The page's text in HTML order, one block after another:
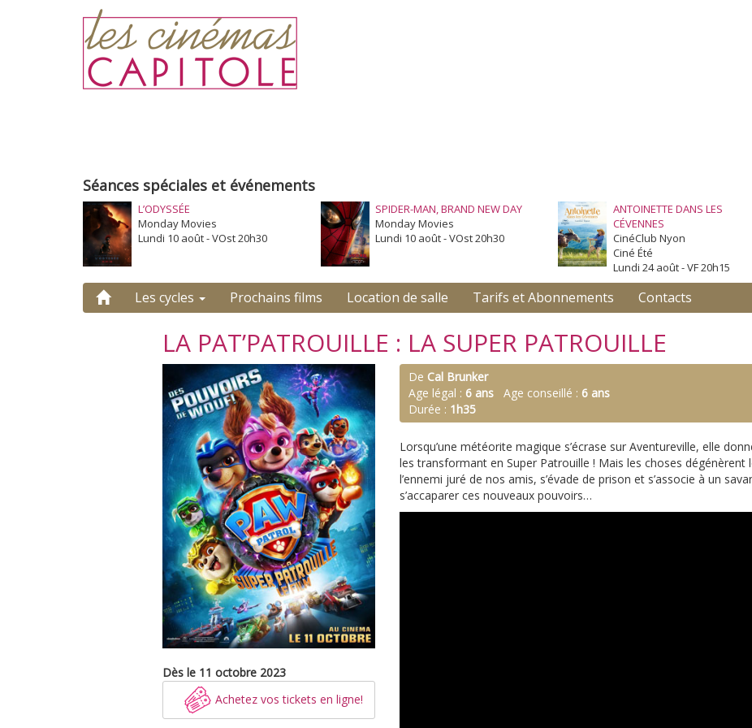
Séances spéciales et événements
L’ODYSSÉE
Monday Movies
Lundi 10 août - VOst 20h30
SPIDER-MAN, BRAND NEW DAY
Monday Movies
Lundi 10 août - VOst 20h30
ANTOINETTE DANS LES
CÉVENNES
CinéClub Nyon
Ciné Été
Lundi 24 août - VF 20h15
Les cycles Prochains films Location de salle Tarifs et Abonnements Contacts
LA PAT’PATROUILLE : LA SUPER PATROUILLE
Dès le 11 octobre 2023
Achetez vos tickets en ligne!
De Cal Brunker
Age légal : 6 ans Age conseillé : 6 ans
Durée : 1h35
Lorsqu’une météorite magique s’écrase sur Aventureville, elle
les transformant en Super Patrouille ! Mais les choses dégénèrent
l’ennemi juré de nos amis, s’évade de prison et s’associe à un
s’accaparer ces nouveaux pouvoirs…